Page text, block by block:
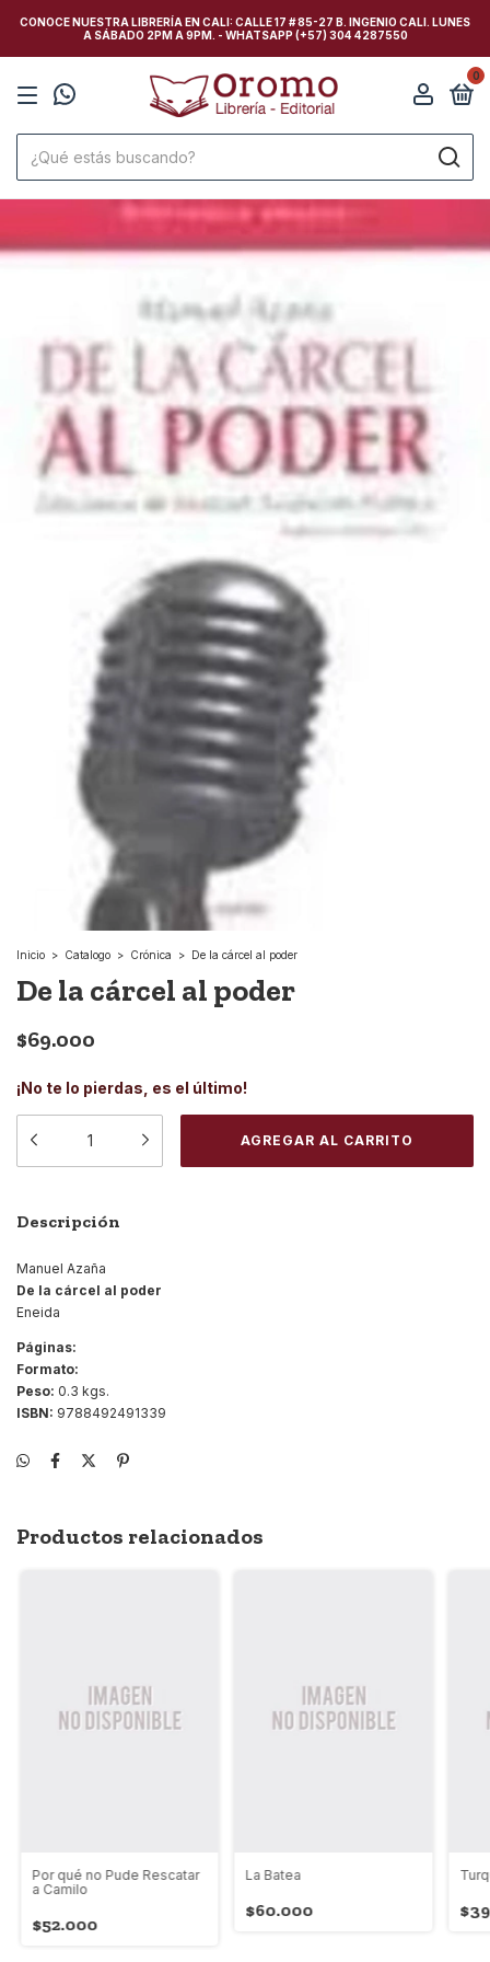
CONOCE NUESTRA LIBRERÍA EN CALI: CALLE 17 # 85-27 B. INGENIO CALI. LUNES
A SÁBADO 2PM A 9PM. - WHATSAPP (+57) 304 4287550
0
Inicio > Catalogo > Crónica > De la cárcel al poder
De la cárcel al poder
$69.000
¡No te lo pierdas, es el último!
Descripción
Manuel Azaña
De la cárcel al poder
Eneida
Páginas:
Formato:
Peso: 0.3 kgs.
ISBN: 9788492491339
Productos relacionados
Por qué no Pude Rescatar
a Camilo
$52.000
La Batea
$60.000